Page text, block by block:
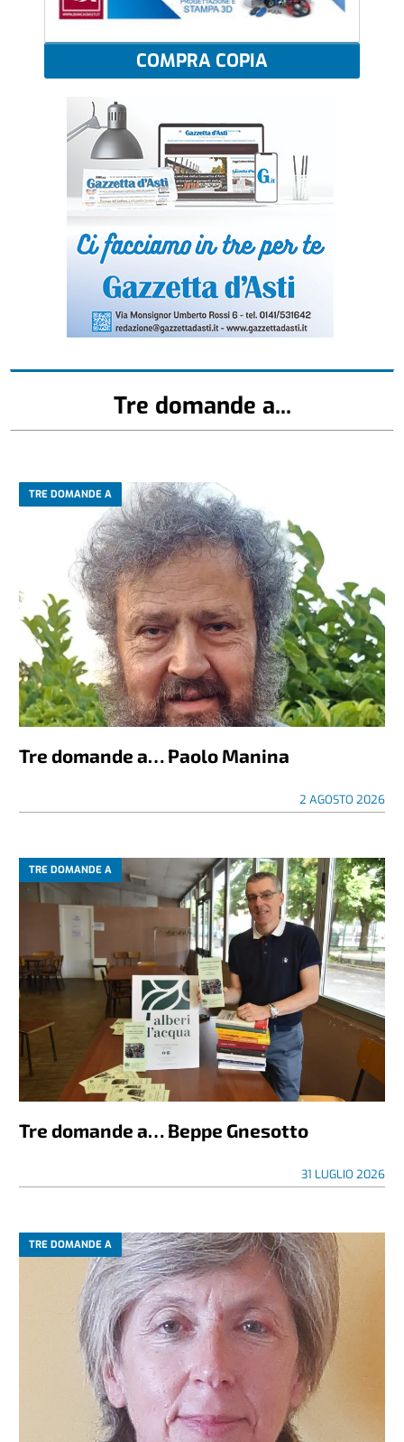
COMPRA COPIA
Tre domande a...
TRE DOMANDE A
Tre domande a… Paolo Manina
2 AGOSTO 2026
TRE DOMANDE A
Tre domande a… Beppe Gnesotto
31 LUGLIO 2026
TRE DOMANDE A